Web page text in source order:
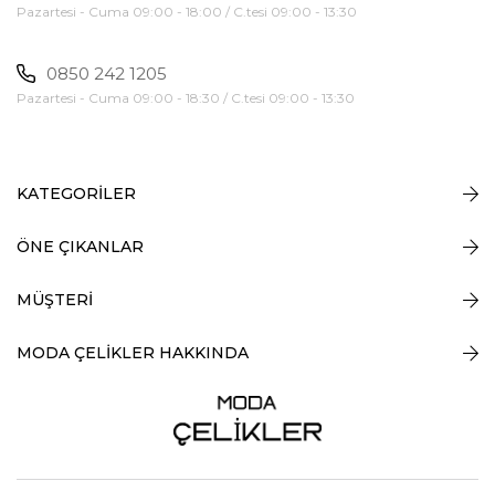
Pazartesi - Cuma 09:00 - 18:00 / C.tesi 09:00 - 13:30
0850 242 1205
Pazartesi - Cuma 09:00 - 18:30 / C.tesi 09:00 - 13:30
KATEGORİLER
ÖNE ÇIKANLAR
MÜŞTERİ
MODA ÇELİKLER HAKKINDA